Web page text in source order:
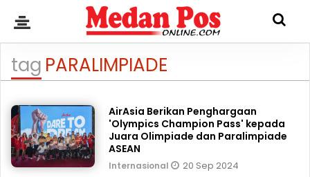
tag PARALIMPIADE
AirAsia Berikan Penghargaan
'Olympics Champion Pass' kepada
Juara Olimpiade dan Paralimpiade
ASEAN
Internasional 20 Sep 2024